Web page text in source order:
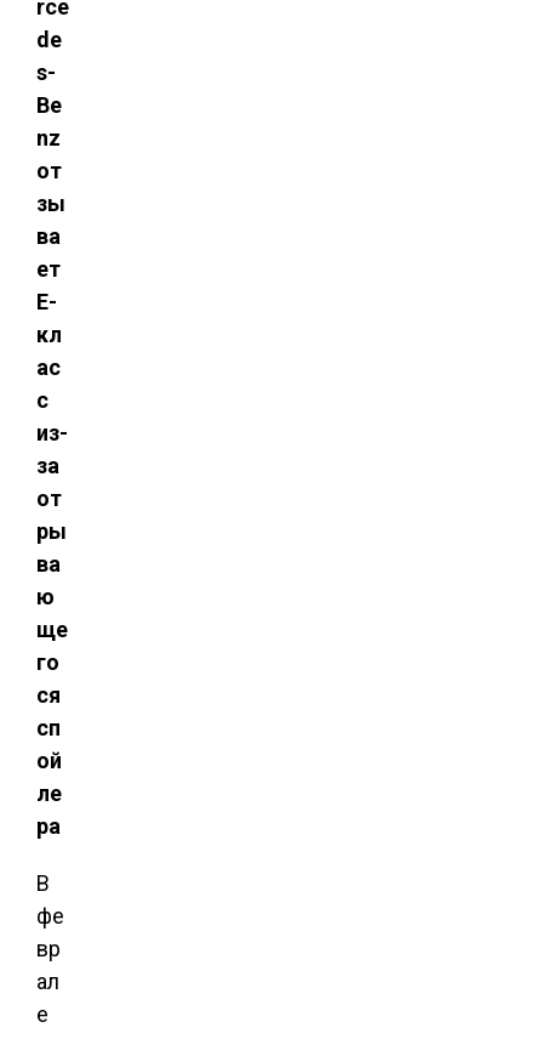
rce
de
s-
Be
nz
от
зы
ва
ет
Е-
кл
ас
с
из-
за
от
ры
ва
ю
ще
го
ся
сп
ой
ле
ра
В
фе
вр
ал
е